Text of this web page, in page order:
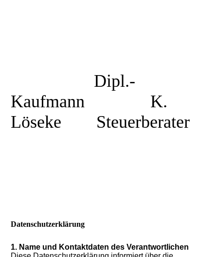
Dipl.-
Kaufmann K.
Löseke
Steuerberater
Datenschutzerklärung
1. Name und Kontaktdaten des Verantwortlichen